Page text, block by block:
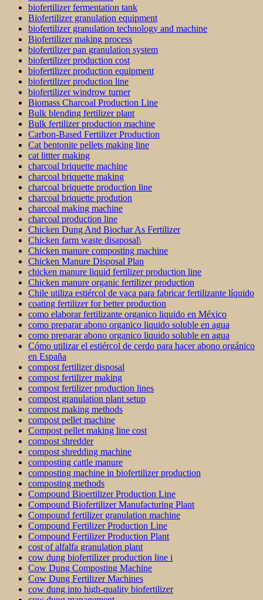
biofertilizer fermentation tank
Biofertilizer granulation equipment
biofertilizer granulation technology and machine
Biofertilizer making process
biofertilizer pan granulation system
biofertilizer production cost
biofertilizer production equipment
biofertilizer production line
biofertilizer windrow turner
Biomass Charcoal Production Line
Bulk blending fertilizer plant
Bulk fertilizer production machine
Carbon-Based Fertilizer Production
Cat bentonite pellets making line
cat littter making
charcoal briquette machine
charcoal briquette making
charcoal briquette production line
charcoal briquette prodution
charcoal making machine
charcoal production line
Chicken Dung And Biochar As Fertilizer
Chicken farm waste disaposal\
Chicken manure composting machine
Chicken Manure Disposal Plan
chicken manure liquid fertilizer production line
Chicken manure organic fertilizer production
Chile utiliza estiércol de vaca para fabricar fertilizante líquido
coating fertilizer for better production
como elaborar fertilizante organico liquido en México
como preparar abono organico liquido soluble en agua
como preparar abono organico liquido soluble en agua
Cómo utilizar el estiércol de cerdo para hacer abono orgánico
en España
compost fertilizer disposal
compost fertilizer making
compost fertilizer production lines
compost granulation plant setup
compost making methods
compost pellet machine
Compost pellet making line cost
compost shredder
compost shredding machine
composting cattle manure
composting machine in biofertilizer production
composting methods
Compound Bioertilizer Production Line
Compound Biofertilizer Manufacturing Plant
Compound fertilizer granulation machine
Compound Fertilizer Production Line
Compound Fertilizer Production Plant
cost of alfalfa granulation plant
cow dung biofertilizer production line i
Cow Dung Composting Machine
Cow Dung Fertilizer Machines
cow dung into high-quality biofertilizer